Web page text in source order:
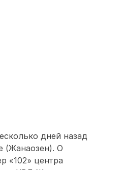
дней назад
(Жанаозен). О
«102» центра